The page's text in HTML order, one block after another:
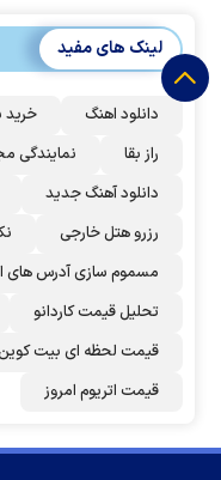
لینک های مفید
دانلود اهنگ خرید
راز بقا
نمایندگی
دانلود آهنگ جدید
رزرو هتل خارجی
مسموم سازی آدرس های
تحلیل قیمت کاردانو
قیمت لحظه ای بیت کوین
قیمت اتریوم امروز